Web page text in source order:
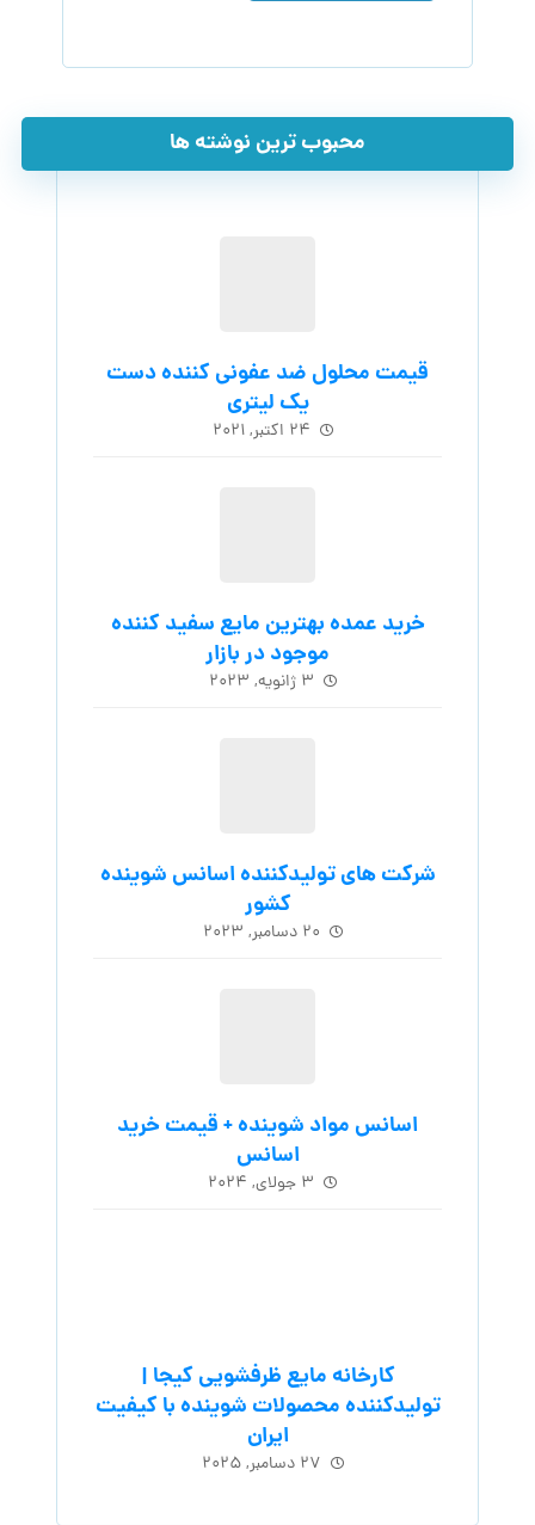
محبوب ترین نوشته ها
قیمت محلول ضد عفونی کننده دست
یک لیتری
۲۴ اکتبر, ۲۰۲۱
خرید عمده بهترین مایع سفید کننده
موجود در بازار
۳ ژانویه, ۲۰۲۳
شرکت های تولیدکننده اسانس شوینده
کشور
۲۰ دسامبر, ۲۰۲۳
اسانس مواد شوینده + قیمت خرید
اسانس
۳ جولای, ۲۰۲۴
کارخانه مایع ظرفشویی کیجا |
تولیدکننده محصولات شوینده با کیفیت
ایران
۲۷ دسامبر, ۲۰۲۵